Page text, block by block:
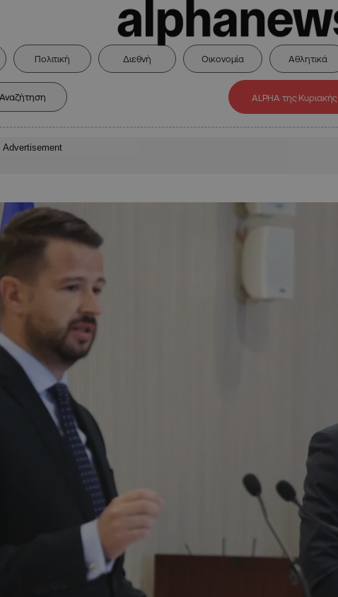
Πολιτική Διεθνή Οικονομία Αθλητικά
ALPHA της Κυριακής
Advertisement